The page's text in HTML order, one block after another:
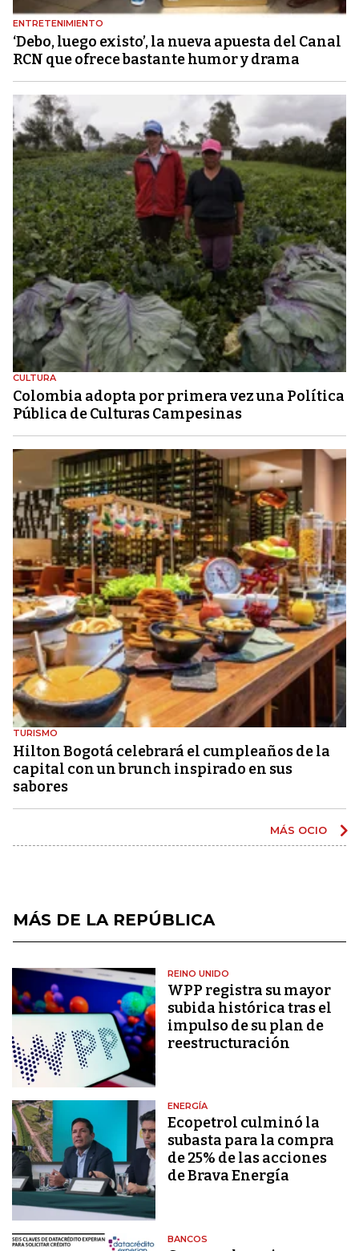
ENTRETENIMIENTO
‘Debo, luego existo’, la nueva apuesta del Canal
RCN que ofrece bastante humor y drama
CULTURA
Colombia adopta por primera vez una Política
Pública de Culturas Campesinas
TURISMO
Hilton Bogotá celebrará el cumpleaños de la
capital con un brunch inspirado en sus
sabores
MÁS OCIO
MÁS DE LA REPÚBLICA
REINO UNIDO
WPP registra su mayor
subida histórica tras el
impulso de su plan de
reestructuración
ENERGÍA
Ecopetrol culminó la
subasta para la compra
de 25% de las acciones
de Brava Energía
BANCOS